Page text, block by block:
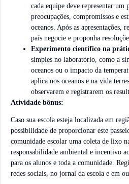
cada equipe deve representar um
preocupações, compromissos e
oceanos. Após as apresentações,
país negocie e proponha
Experimento científico na
simples no laboratório, como a
oceanos ou o impacto da
aplica nos oceanos e na vida
observarem e registrarem os
Atividade bônus:
Caso sua escola esteja localizada em
possibilidade de proporcionar este
comunidade escolar uma coleta de lixo
responsabilidade ambiental e incentivo
para os alunos e toda a comunidade.
redes sociais, no jornal da escola e em